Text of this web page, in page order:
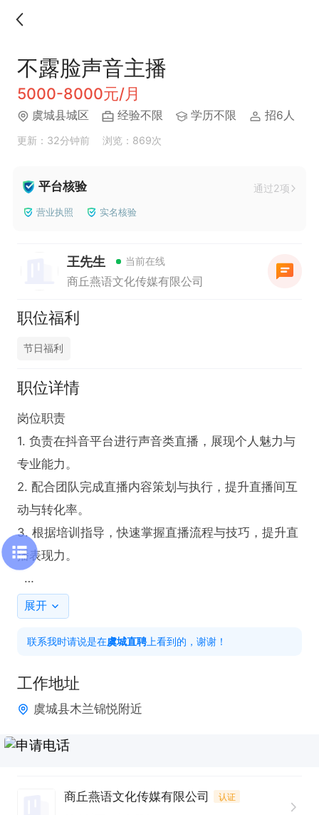
不露脸声音主播
5000-8000元/月
虞城县城区 经验不限 学历不限 招6人
更新：32分钟前 浏览：869次
平台核验 通过2项
营业执照 实名核验
王先生 当前在线
商丘燕语文化传媒有限公司
职位福利
节日福利
职位详情
岗位职责
1. 负责在抖音平台进行声音类直播，展现个人魅力与
专业能力。
2. 配合团队完成直播内容策划与执行，提升直播间互
动与转化率。
3. 根据培训指导，快速掌握直播流程与技巧，提升直
播表现力。
任职要求
2. 具备较强的学习意愿与适应能力。
向。
展开
联系我时请说是在虞城直聘 上看到的，谢谢！
工作地址
虞城县木兰锦悦附近
商丘燕语文化传媒有限公司 认证